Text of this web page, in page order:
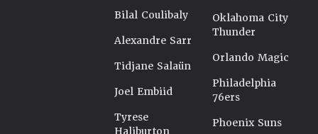
Bilal Coulibaly
Alexandre Sarr
Tidjane Salaün
Joel Embiid
Tyrese
Haliburton
Oklahoma City
Thunder
Orlando Magic
Philadelphia
76ers
Phoenix Suns